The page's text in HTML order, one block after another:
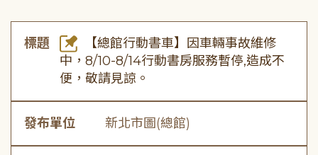
標題
【總館行動書車】因車輛事故維修
中，8/10-8/14行動書房服務暫停,造成不
便，敬請見諒。
發布單位 新北市圖(總館)